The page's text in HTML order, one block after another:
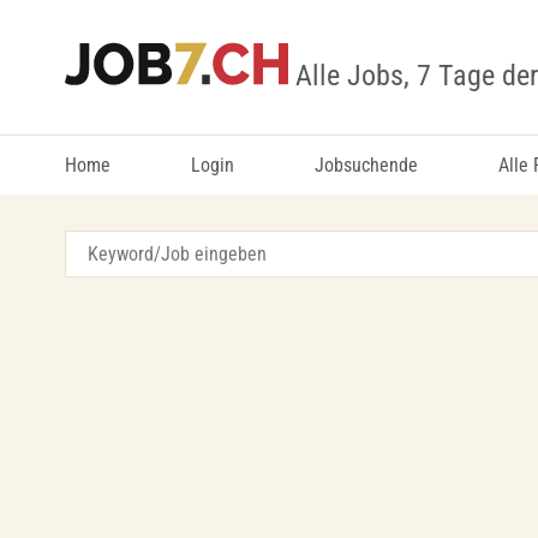
Alle Jobs, 7 Tage
Home Login Jobsuchende Alle